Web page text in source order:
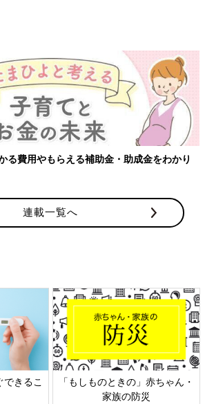
きるものも】妊婦の感染症対策、知ってお
連載一覧へ
日本外来小児科学会リーフレッ
六星占